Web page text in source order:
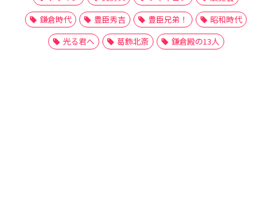
鎌倉時代
豊臣秀吉 豊臣兄弟！
昭和時代
光る君へ
葛飾北斎 鎌倉殿の13人